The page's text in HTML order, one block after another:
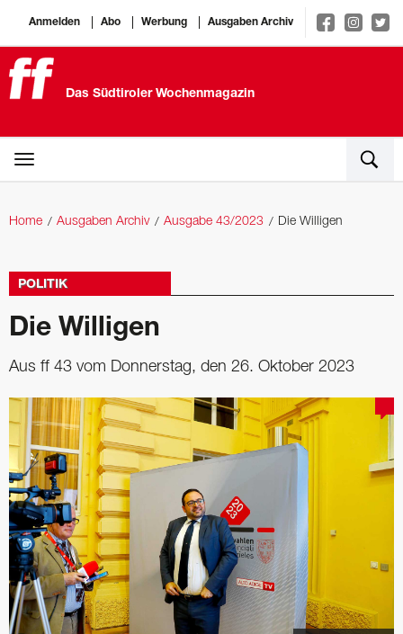
Anmelden Abo Werbung Ausgaben Archiv
Das Südtiroler Wochenmagazin
Home Ausgaben Archiv Ausgabe 43/2023 Die Willigen
POLITIK
Die Willigen
Aus ff 43 vom Donnerstag, den 26. Oktober 2023